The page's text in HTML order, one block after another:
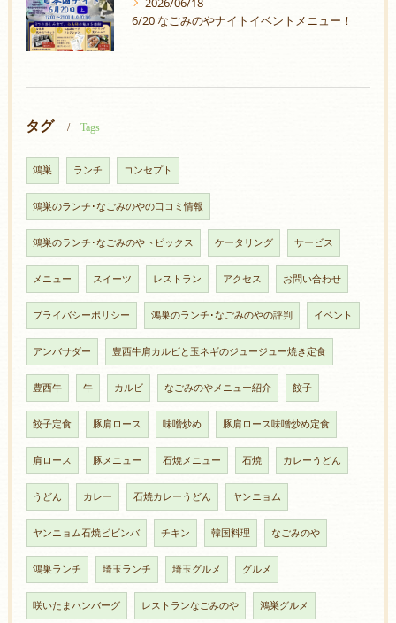
6/20 なごみのやナイトイベントメニュー！
タグ Tags
鴻巣 ランチ コンセプト
鴻巣のランチ･なごみのやの口コミ情報
鴻巣のランチ･なごみのやトピックス ケータリング サービス
メニュー スイーツ レストラン アクセス お問い合わせ
プライバシーポリシー 鴻巣のランチ･なごみのやの評判 イベント
アンバサダー 豊西牛肩カルビと玉ネギのジュージュー焼き定食
豊西牛 牛 カルビ なごみのやメニュー紹介 餃子
餃子定食 豚肩ロース 味噌炒め 豚肩ロース味噌炒め定食
肩ロース 豚メニュー 石焼メニュー 石焼 カレーうどん
うどん カレー 石焼カレーうどん ヤンニョム
ヤンニョム石焼ビビンバ チキン 韓国料理 なごみのや
鴻巣ランチ 埼玉ランチ 埼玉グルメ グルメ
咲いたまハンバーグ レストランなごみのや 鴻巣グルメ